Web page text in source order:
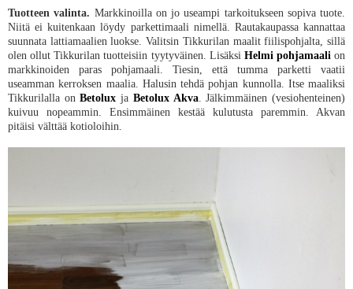
Tuotteen valinta. Markkinoilla on jo useampi tarkoitukseen sopiva tuote.
Niitä ei kuitenkaan löydy parkettimaali nimellä. Rautakaupassa kannattaa
suunnata lattiamaalien luokse. Valitsin Tikkurilan maalit fiilispohjalta, sillä
olen ollut Tikkurilan tuotteisiin tyytyväinen. Lisäksi Helmi pohjamaali on
markkinoiden paras pohjamaali. Tiesin, että tumma parketti vaatii
useamman kerroksen maalia. Halusin tehdä pohjan kunnolla. Itse maaliksi
Tikkurilalla onBetolux ja Betolux Akva. Jälkimmäinen (vesiohenteinen)
kuivuu nopeammin. Ensimmäinen kestää kulutusta paremmin. Akvan
pitäisi välttää kotioloihin.